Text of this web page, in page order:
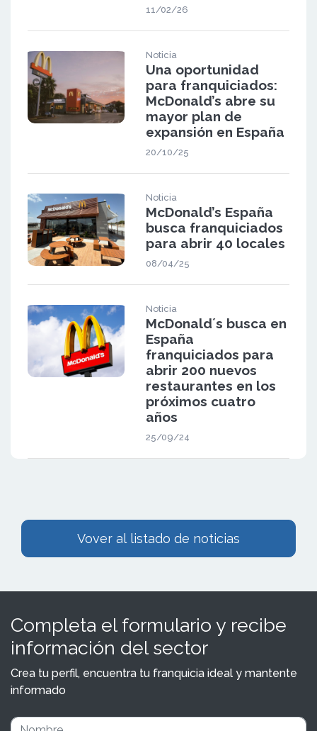
11/02/26
Noticia
Una oportunidad
para franquiciados:
McDonald’s abre su
mayor plan de
expansión en España
20/10/25
Noticia
McDonald’s España
busca franquiciados
para abrir 40 locales
08/04/25
Noticia
McDonald´s busca en
España
franquiciados para
abrir 200 nuevos
restaurantes en los
próximos cuatro
años
25/09/24
Vover al listado de noticias
Completa el formulario y recibe
información del sector
Crea tu perfil, encuentra tu franquicia ideal y mantente
informado